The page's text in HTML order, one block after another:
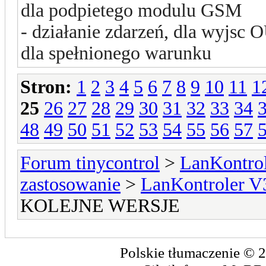
dla podpietego modulu GSM
- działanie zdarzeń, dla wyjsc
dla spełnionego warunku
Stron: 1 2 3 4 5 6 7 8 9 10 11
25 26 27 28 29 30 31 32 33 34
48 49 50 51 52 53 54 55 56 57
Forum tinycontrol >
zastosowanie > LanKontroler
KOLEJNE WERSJE
Polskie tłumaczenie ©